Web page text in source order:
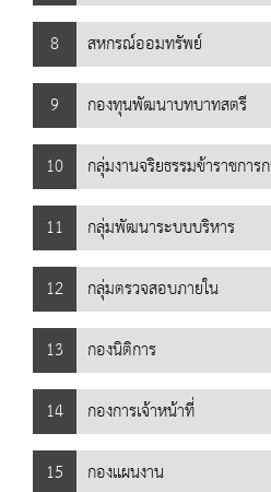
8
สหกรณ์ออมทรัพย์
9
กองทุนพัฒนาบทบาทสตรี
10
กลุ่มงานจริยธรรมข้าราชกา
11
กลุ่มพัฒนาระบบบริหาร
12
กลุ่มตรวจสอบภายใน
13
กองนิติการ
14
กองการเจ้าหน้าที่
15
กองแผนงาน